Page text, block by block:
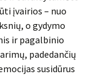
įvairios – nuo
o gydymo
ir pagalbinio
padedančių
susidūrus